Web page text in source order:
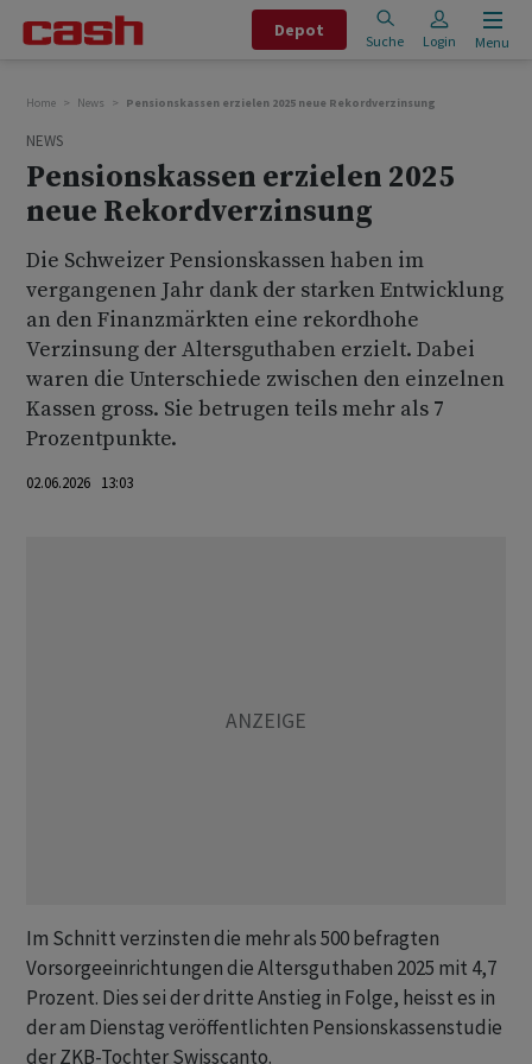
Depot
Suche Login Menu
Home News Pensionskassen erzielen 2025 neue Rekordverzinsung
NEWS
Pensionskassen erzielen 2025
neue Rekordverzinsung
Die Schweizer Pensionskassen haben im
vergangenen Jahr dank der starken Entwicklung
an den Finanzmärkten eine rekordhohe
Verzinsung der Altersguthaben erzielt. Dabei
waren die Unterschiede zwischen den einzelnen
Kassen gross. Sie betrugen teils mehr als 7
Prozentpunkte.
02.06.2026 13:03
Im Schnitt verzinsten die mehr als 500 befragten
Vorsorgeeinrichtungen die Altersguthaben 2025 mit 4,7
Prozent. Dies sei der dritte Anstieg in Folge, heisst es in
der am Dienstag veröffentlichten Pensionskassenstudie
der ZKB-Tochter Swisscanto.